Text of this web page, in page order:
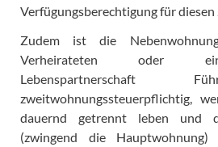
Verfügungsberechtigung für
Zudem ist die
Verheirateten oder
Lebenspartnerschaft
zweitwohnungssteuerpflichtig,
dauernd getrennt leben und
(zwingend die